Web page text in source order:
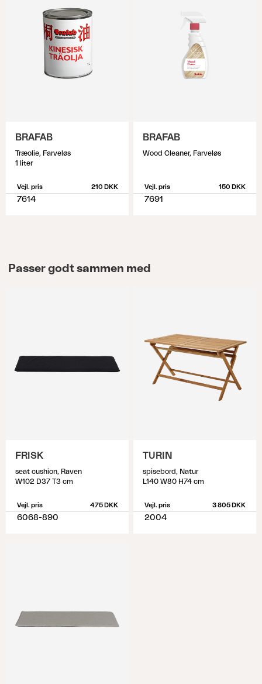
BRAFAB
Træolie, Farveløs
1 liter
Vejl. pris 210 DKK
7614
BRAFAB
Wood Cleaner, Farveløs
Vejl. pris 150 DKK
7691
Passer godt sammen med
FRISK
seat cushion, Raven
W102 D37 T3 cm
Vejl. pris 475 DKK
6068-890
TURIN
spisebord, Natur
L140 W80 H74 cm
Vejl. pris 3 805 DKK
2004